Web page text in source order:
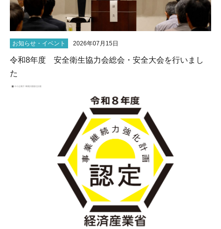
お知らせ・イベント 2026年07月15日
令和8年度 安全衛生協力会総会・安全大会を行いまし
た